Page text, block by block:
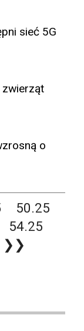
sieć 5G
zwierząt
o
50.25
54.25
❯❯